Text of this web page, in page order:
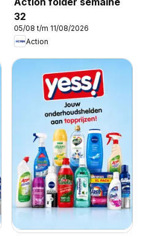
32
05/08 t/m 11/08/2026
Action